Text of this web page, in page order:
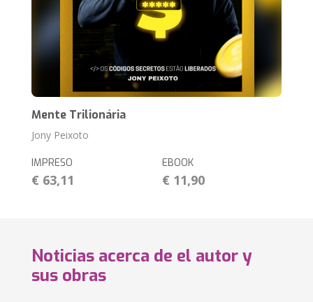
Mente Trilionária
Jony Peixoto
IMPRESO
€ 63,11
EBOOK
€ 11,90
Noticias acerca de el autor y
sus obras